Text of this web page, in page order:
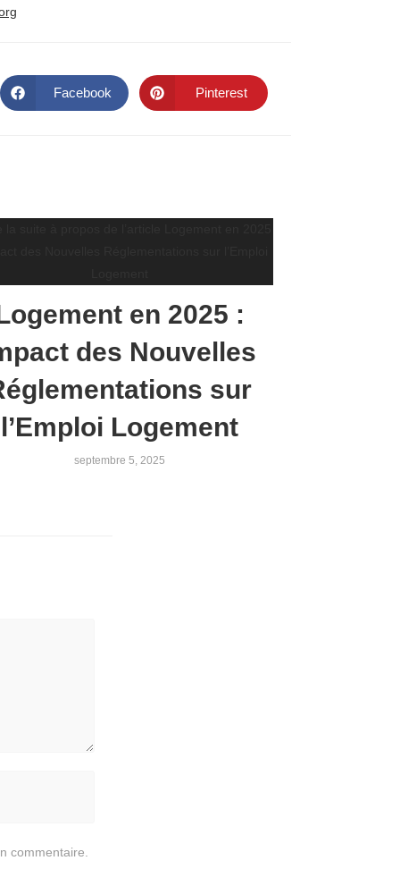
Facebook Pinterest
en 2025 :
des Nouvelles
sur
l’Emploi Logement
septembre 5, 2025
commentaire.